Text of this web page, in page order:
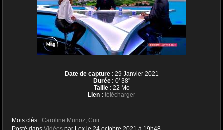
Date de capture : 29 Janvier 2021
Durée : 0' 38''
Taille : 22 Mo
Lien : télécharger
Mots clés : Caroline Munoz, Cuir
Posté dans Vidéos par Lex le 24 octobre 2021 à 19h48.